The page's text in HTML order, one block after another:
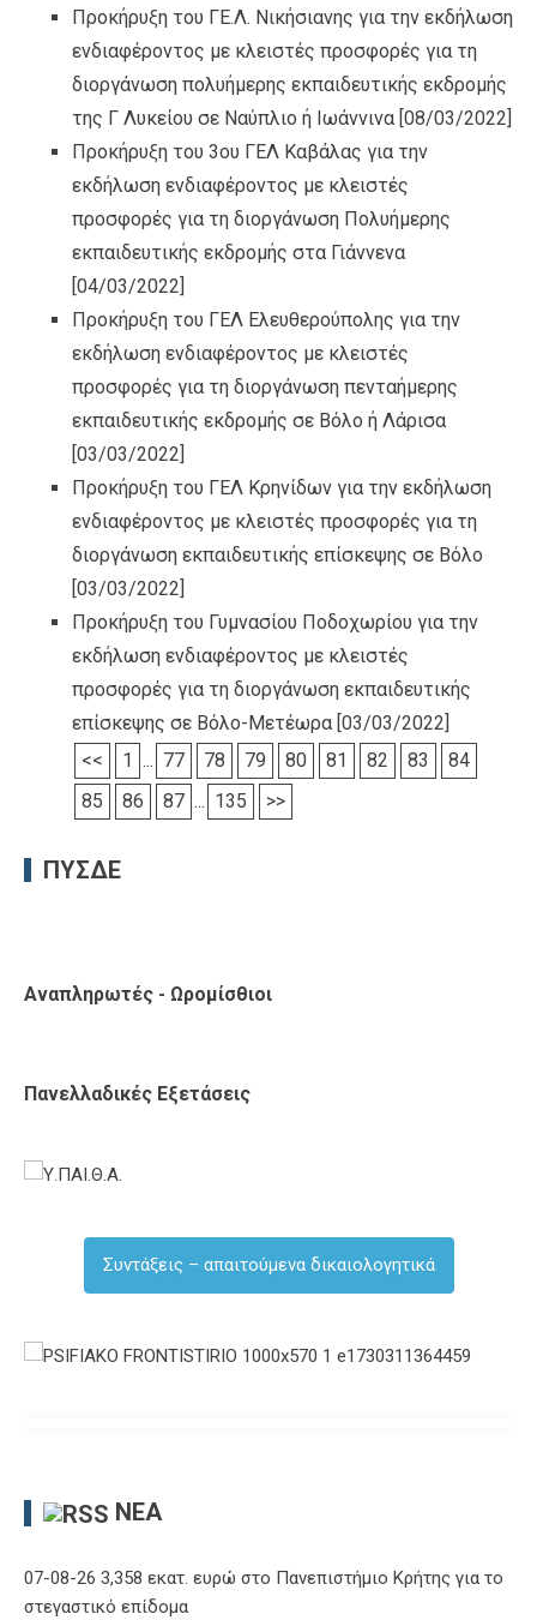
Προκήρυξη του ΓΕ.Λ. Νικήσιανης για την εκδήλωση
ενδιαφέροντος με κλειστές προσφορές για τη
διοργάνωση πολυήμερης εκπαιδευτικής εκδρομής
της Γ Λυκείου σε Ναύπλιο ή Ιωάννινα [08/03/2022]
Προκήρυξη του 3ου ΓΕΛ Καβάλας για την
εκδήλωση ενδιαφέροντος με κλειστές
προσφορές για τη διοργάνωση Πολυήμερης
εκπαιδευτικής εκδρομής στα Γιάννενα
[04/03/2022]
Προκήρυξη του ΓΕΛ Ελευθερούπολης για την
εκδήλωση ενδιαφέροντος με κλειστές
προσφορές για τη διοργάνωση πενταήμερης
εκπαιδευτικής εκδρομής σε Βόλο ή Λάρισα
[03/03/2022]
Προκήρυξη του ΓΕΛ Κρηνίδων για την εκδήλωση
ενδιαφέροντος με κλειστές προσφορές για τη
διοργάνωση εκπαιδευτικής επίσκεψης σε Βόλο
[03/03/2022]
Προκήρυξη του Γυμνασίου Ποδοχωρίου για την
εκδήλωση ενδιαφέροντος με κλειστές
προσφορές για τη διοργάνωση εκπαιδευτικής
επίσκεψης σε Βόλο-Μετέωρα [03/03/2022]
<<
1 ... 77 78 79 80 81 82 83
84
85
86 87 ... 135 >>
ΠΥΣΔΕ
Αναπληρωτές - Ωρομίσθιοι
Πανελλαδικές Εξετάσεις
Συντάξεις – απαιτούμενα δικαιολογητικά
ΝΈΑ
07-08-26 3,358 εκατ. ευρώ στο Πανεπιστήμιο Κρήτης για το
στεγαστικό επίδομα